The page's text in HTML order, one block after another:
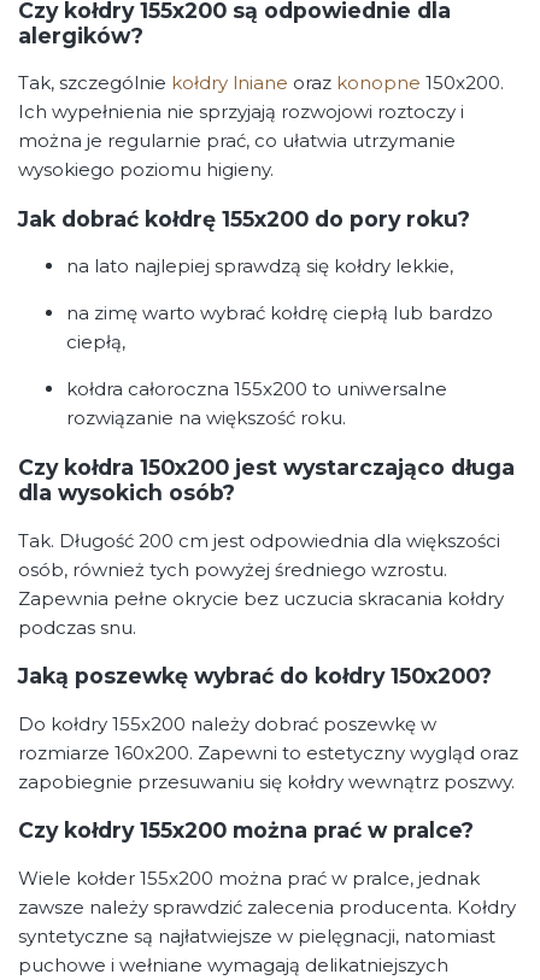
Czy kołdry 155x200 są odpowiednie dla
alergików?
Tak, szczególnie kołdry lniane oraz konopne 150x200.
Ich wypełnienia nie sprzyjają rozwojowi roztoczy i
można je regularnie prać, co ułatwia utrzymanie
wysokiego poziomu higieny.
Jak dobrać kołdrę 155x200 do pory roku?
na lato najlepiej sprawdzą się kołdry lekkie,
na zimę warto wybrać kołdrę ciepłą lub bardzo
ciepłą,
kołdra całoroczna 155x200 to uniwersalne
rozwiązanie na większość roku.
Czy kołdra 150x200 jest wystarczająco długa
dla wysokich osób?
Tak. Długość 200 cm jest odpowiednia dla większości
osób, również tych powyżej średniego wzrostu.
Zapewnia pełne okrycie bez uczucia skracania kołdry
podczas snu.
Jaką poszewkę wybrać do kołdry 150x200?
Do kołdry 155x200 należy dobrać poszewkę w
rozmiarze 160x200. Zapewni to estetyczny wygląd oraz
zapobiegnie przesuwaniu się kołdry wewnątrz poszwy.
Czy kołdry 155x200 można prać w pralce?
Wiele kołder 155x200 można prać w pralce, jednak
zawsze należy sprawdzić zalecenia producenta. Kołdry
syntetyczne są najłatwiejsze w pielęgnacji, natomiast
puchowe i wełniane wymagają delikatniejszych